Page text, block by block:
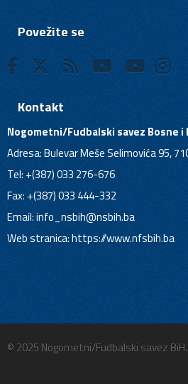
Povežite se
Kontakt
Nogometni/Fudbalski savez Bosne i
Adresa: Bulevar Meše Selimovića 95,
Tel: +(387) 033 276-676
Fax: +(387) 033 444-332
Email:info_nsbih@nsbih.ba
Web stranica: https://www.nfsbih.ba
© 2025 Nogometni/Fudbalski savez BiH.